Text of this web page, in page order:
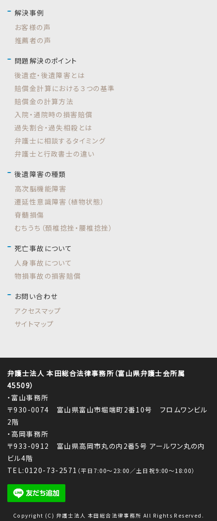
解決事例
お客様の声
推薦者の声
問題解決のポイント
後遺症・後遺障害とは
賠償金計算における３つの基準
賠償金の計算方法
入院・通院時の損害賠償
過失割合・過失相殺とは
弁護士に相談するタイミング
弁護士と行政書士の違い
後遺障害の種類
高次脳機能障害
遷延性意識障害（植物状態）
脊髄損傷
むちうち（頚椎捻挫・腰椎捻挫）
死亡事故について
人身事故について
物損事故の損害賠償
お問い合わせ
アクセスマップ
サイトマップ
弁護士法人 本田総合法律事務所（富山県弁護士会所属
45509）
・富山事務所
〒930-0074 富山県富山市堀端町2番10号 フロムワンビル
2階
・高岡事務所
〒933-0912 富山県高岡市丸の内2番5号 アールワン丸の内
ビル4階
TEL:0120-73-2571 （平日7:00～23:00／土日祝9:00～18:00）
Copyright (C) 弁護士法人 本田総合法律事務所 All Rights Reserved.